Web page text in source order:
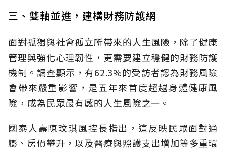
三、雙軸並進，建構財務防護網
面對孤獨與社會孤立所帶來的人生風險，除了健康
管理與強化心理韌性，更需要建立穩健的財務防護
機制。調查顯示，有62.3%的受訪者認為財務風險
會帶來嚴重影響，是五年來首度超越身體健康風
險，成為民眾最有感的人生風險之一。
國泰人壽陳玟琪風控長指出，這反映民眾面對通
膨、房價攀升，以及醫療與照護支出增加等多重環